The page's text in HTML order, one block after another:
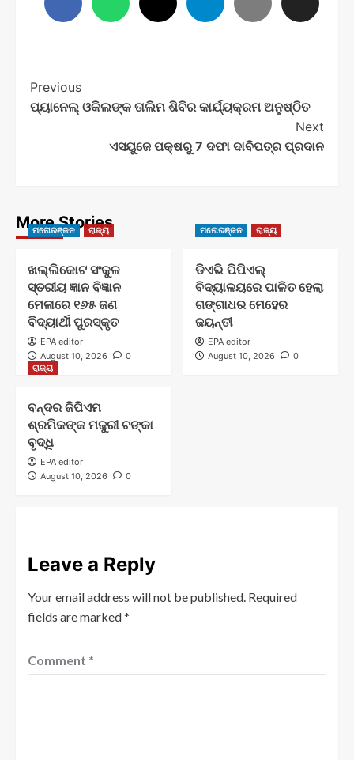
Post
Navigation
Previous
ପ୍ୟାନେଲ୍ ଓକିଲଙ୍କ ତାଲିମ ଶିବିର କାର୍ଯ୍ୟକ୍ରମ ଅନୁଷ୍ଠିତ
Next
ଏସୟୁଜେ ପକ୍ଷରୁ 7 ଦଫା ଦାବିପତ୍ର ପ୍ରଦାନ
More Stories
ମନୋରଞ୍ଜନ ରାଜ୍ୟ
ଖଲ୍ଲିକୋଟ ସଂକୁଳ
ସ୍ତରୀୟ ଜ୍ଞାନ ବିଜ୍ଞାନ
ମେଳାରେ ୧୬୫ ଜଣ
ବିଦ୍ୟାର୍ଥୀ ପୁରସ୍କୃତ
EPA editor
August 10, 2026
0
ମନୋରଞ୍ଜନ ରାଜ୍ୟ
ଡିଏଭି ପିପିଏଲ୍
ବିଦ୍ୟାଳୟରେ ପାଳିତ ହେଲା
ଗଙ୍ଗାଧର ମେହେର
ଜୟନ୍ତୀ
EPA editor
August 10, 2026
0
ରାଜ୍ୟ
ବନ୍ଦର ଜିପିଏମ
ଶ୍ରମିକଙ୍କ ମଜୁରୀ ଟଙ୍କା
ବୃଦ୍ଧି
EPA editor
August 10, 2026
0
Leave a Reply
Your email address will not be published. Required
fields are marked*
Comment *